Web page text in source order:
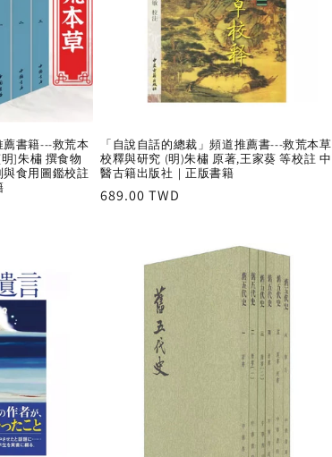
薦書籍---救荒本
]朱橚 撰食物
食用圖鑑校註
「自說自話的總裁」頻道推薦書---救荒本草
校釋與研究 (明)朱橚 原著,王家葵 等校註 中
醫古籍出版社｜正版書籍
Regular
689.00 TWD